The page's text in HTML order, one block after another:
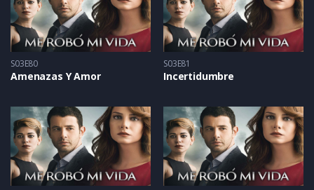
S03E80
Amenazas Y Amor
S03E81
Incertidumbre